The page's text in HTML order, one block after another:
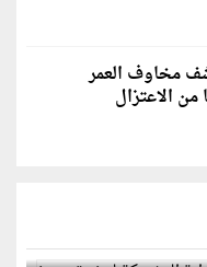
مخاوف العمر
الاعتزال
المشتركة